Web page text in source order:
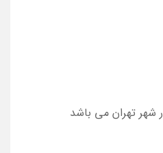
شهر تهران می باشد